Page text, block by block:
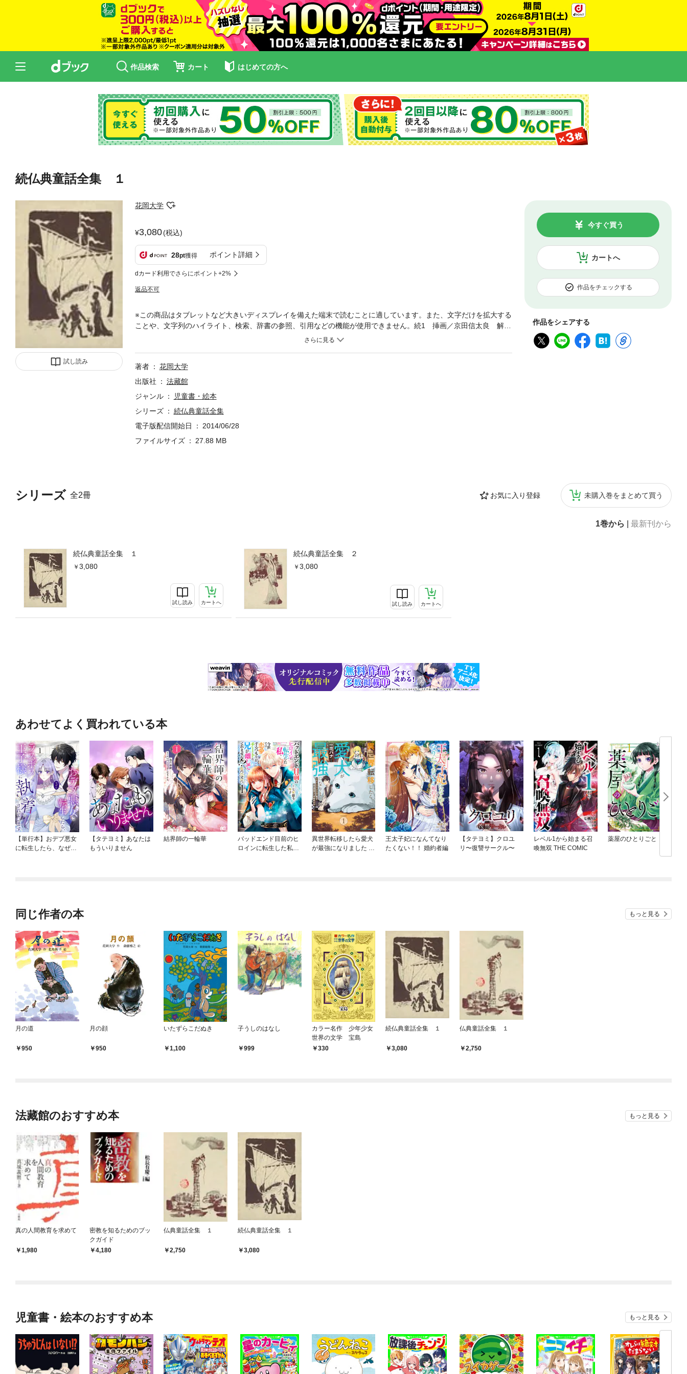
作品検索 カート はじめての方へ
続仏典童話全集 １
試し読み
花岡大学
3,080(税込)
28pt獲得 ポイント詳細
dカード利用でさらにポイント+2%
返品不可
カートへ
今すぐ買う
作品をチェックする
作品をシェアする
シリーズ 全2冊 お気に入り登録 未購入巻をまとめて買う
1巻から 最新刊から
続仏典童話全集 １
3,080
試し読み カートへ
続仏典童話全集 ２
3,080
試し読み カートへ
※この商品はタブレットなど大きいディスプレイを備えた端末で読むことに適しています。また、文字だけを拡大する
ことや、文字列のハイライト、検索、辞書の参照、引用などの機能が使用できません。続1 挿画／京田信太良 解説
／川村たかし泣く鯉「世界一」がすきな王さま 金などなんの役もたたない すずめの巣 おばあさんと馬 セナと
著者
花岡大学
出版社
法藏館
ジャンル
児童書・絵本
シリーズ
続仏典童話全集
電子版配信開始日
2014/06/28
ファイルサイズ
27.88 MB
あわせてよく買われている本
【単行本】おデブ悪女
に転生したら、なぜか
【タテヨミ】あなたは
もういりません
結界師の一輪華
バッドエンド目前のヒ
ロインに転生した私、
異世界転移したら愛犬
が最強になりました ～
王太子妃になんてなり
たくない！！ 婚約者編
【タテヨミ】クロユ
リ〜復讐サークル〜
レベル1から始まる召
喚無双 THE COMIC
薬屋のひとりごと
同じ作者の本 もっと見る
月の道
950
月の顔
950
いたずらこだぬき
1,100
子うしのはなし
999
カラー名作 少年少女
世界の文学 宝島
330
続仏典童話全集 １
3,080
仏典童話全集 １
2,750
法藏館のおすすめ本 もっと見る
真の人間教育を求めて
1,980
密教を知るためのブッ
クガイド
4,180
仏典童話全集 １
2,750
続仏典童話全集 １
3,080
児童書・絵本のおすすめ本 もっと見る